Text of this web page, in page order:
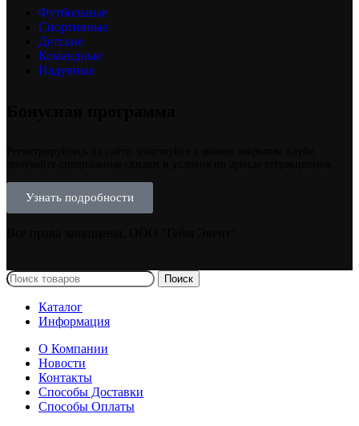
Футбольные
Спортивные
Детские
Командные
Надувные
Узнать подробности
Поиск
Каталог
Информация
О Компании
Новости
Контакты
Способы Доставки
Способы Оплаты